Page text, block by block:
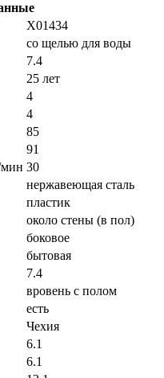
X01434
со щелью для воды
7.4
25 лет
4
4
85
91
мин 30
нержавеющая сталь
пластик
около стены (в пол)
боковое
бытовая
7.4
вровень с полом
есть
Чехия
6.1
6.1